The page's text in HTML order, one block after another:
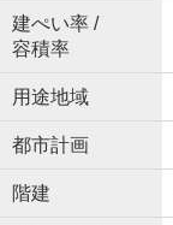
建ぺい率 /
容積率
用途地域
都市計画
階建